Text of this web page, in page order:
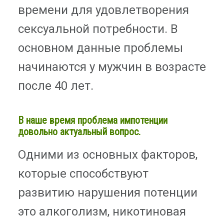
времени для удовлетворения
сексуальной потребности. В
основном данные проблемы
начинаются у мужчин в возрасте
после 40 лет.
В наше время проблема импотенции
довольно актуальный вопрос.
Одними из основных факторов,
которые способствуют
развитию нарушения потенции
это алкоголизм, никотиновая